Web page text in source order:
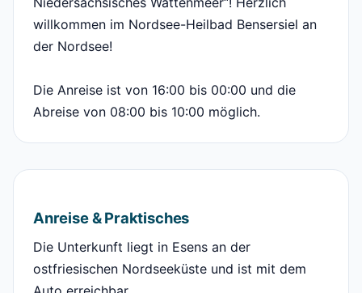
willkommen im Nordsee-Heilbad Bensersiel an
der Nordsee!
Die Anreise ist von 16:00 bis 00:00 und die
Abreise von 08:00 bis 10:00 möglich.
Anreise & Praktisches
Die Unterkunft liegt in Esens an der
ostfriesischen Nordseeküste und ist mit dem